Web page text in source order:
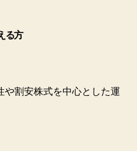
る方
や割安株式を中心とした運